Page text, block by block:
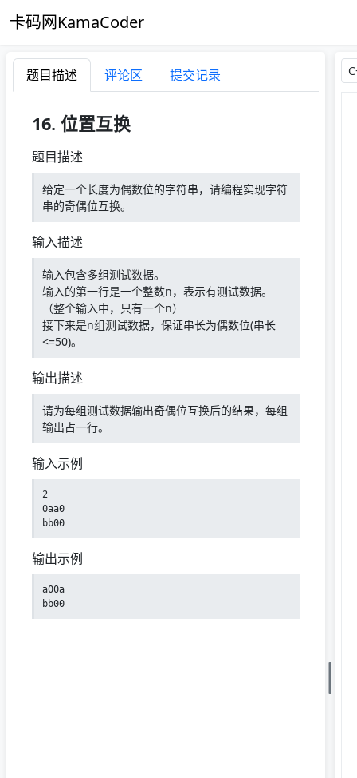
卡码网KamaCoder
题目描述 评论区 提交记录
16. 位置互换
题目描述
给定一个长度为偶数位的字符串，请编程实现字符
串的奇偶位互换。
输入描述
输入包含多组测试数据。
输入的第一行是一个整数n，表示有测试数据。
（整个输入中，只有一个n）
接下来是n组测试数据，保证串长为偶数位(串长
<=50)。
输出描述
请为每组测试数据输出奇偶位互换后的结果，每组
输出占一行。
输入示例
2
0aa0
bb00
输出示例
a00a
bb00